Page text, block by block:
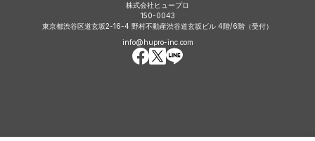
株式会社ヒュープロ
150-0043
東京都渋谷区道玄坂2-16-4 野村不動産渋谷道玄坂ビル 4階/6階（受付）
info@hupro-inc.com